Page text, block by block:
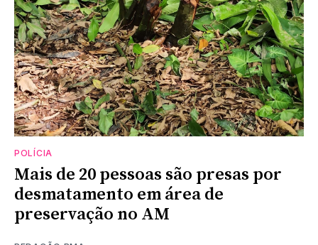
POLÍCIA
Mais de 20 pessoas são presas por
desmatamento em área de
preservação no AM